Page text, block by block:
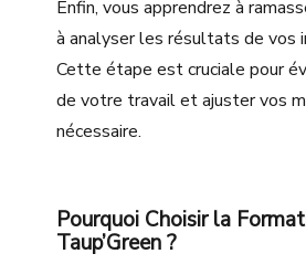
Enfin, vous apprendrez à
à analyser les résultats de vos
Cette étape est cruciale pour
de votre travail et ajuster vos
nécessaire.
Pourquoi Choisir la
Taup’Green ?